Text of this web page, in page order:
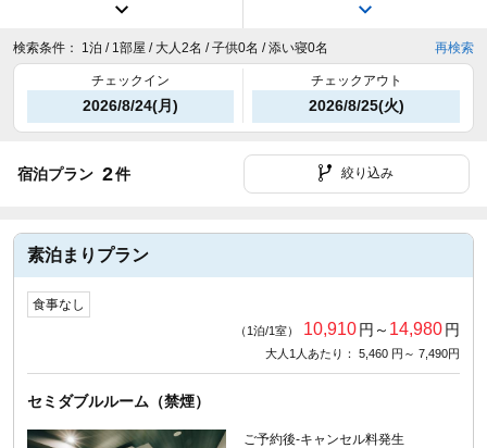
検索条件： 1泊 / 1部屋 / 大人2名 / 子供0名 / 添い寝0名 再検索
チェックイン
2026/8/24(月)
チェックアウト
2026/8/25(火)
宿泊プラン 2件 絞り込み
素泊まりプラン
食事なし
（1泊/1室） 10,910円～ 14,980円
大人1人あたり： 5,460 円～ 7,490円
セミダブルルーム（禁煙）
ご予約後-キャンセル料発生